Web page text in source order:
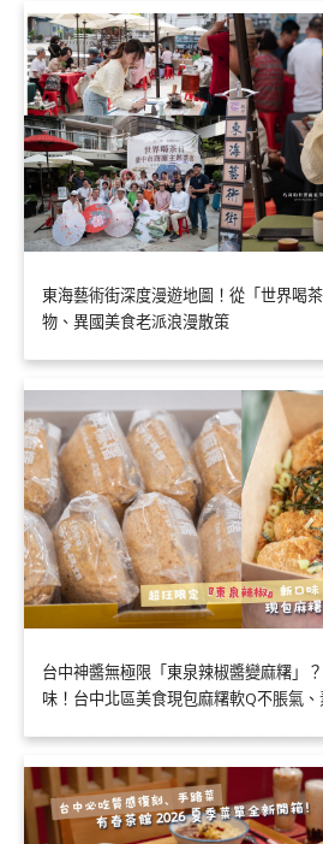
東海藝術街深度漫遊地圖！從「世界喝
物、異國美食老派浪漫散策
台中神醬無極限「東泉辣椒醬變麻糬」
味！台中北區美食現包麻糬軟Q不脹氣、